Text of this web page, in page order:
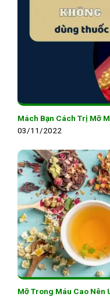
Mách Bạn Cách Trị Mỡ
03/11/2022
Mỡ Trong Máu Cao Nên